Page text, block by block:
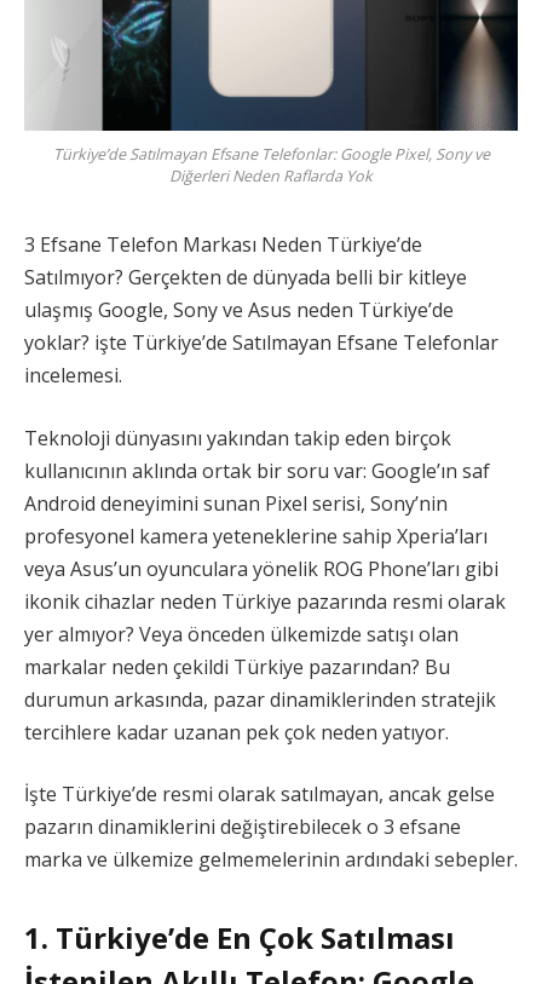
Türkiye’de Satılmayan Efsane Telefonlar: Google Pixel, Sony ve
Diğerleri Neden Raflarda Yok
3 Efsane Telefon Markası Neden Türkiye’de
Satılmıyor? Gerçekten de dünyada belli bir kitleye
ulaşmış Google, Sony ve Asus neden Türkiye’de
yoklar? işte Türkiye’de Satılmayan Efsane Telefonlar
incelemesi.
Teknoloji dünyasını yakından takip eden birçok
kullanıcının aklında ortak bir soru var: Google’ın saf
Android deneyimini sunan Pixel serisi, Sony’nin
profesyonel kamera yeteneklerine sahip Xperia’ları
veya Asus’un oyunculara yönelik ROG Phone’ları gibi
ikonik cihazlar neden Türkiye pazarında resmi olarak
yer almıyor? Veya önceden ülkemizde satışı olan
markalar neden çekildi Türkiye pazarından? Bu
durumun arkasında, pazar dinamiklerinden stratejik
tercihlere kadar uzanan pek çok neden yatıyor.
İşte Türkiye’de resmi olarak satılmayan, ancak gelse
pazarın dinamiklerini değiştirebilecek o 3 efsane
marka ve ülkemize gelmemelerinin ardındaki sebepler.
1. Türkiye’de En Çok Satılması